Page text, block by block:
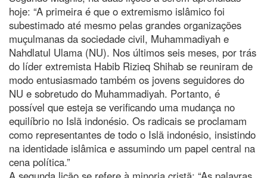
hoje: “A primeira é que o extremismo islâmico foi
subestimado até mesmo pelas grandes organizações
muçulmanas da sociedade civil, Muhammadiyah e
Nahdlatul Ulama (NU). Nos últimos seis meses, por trás
do líder extremista Habib Rizieq Shihab se reuniram de
modo entusiasmado também os jovens seguidores do
NU e sobretudo do Muhammadiyah. Portanto, é
possível que esteja se verificando uma mudança no
equilíbrio no Islã indonésio. Os radicais se proclamam
como representantes de todo o Islã indonésio, insistindo
na identidade islâmica e assumindo um papel central na
cena política.”